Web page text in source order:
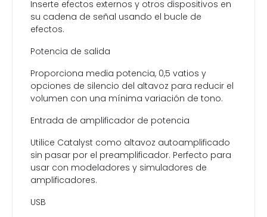
Inserte efectos externos y otros dispositivos en
su cadena de señal usando el bucle de
efectos.
Potencia de salida
Proporciona media potencia, 0,5 vatios y
opciones de silencio del altavoz para reducir el
volumen con una mínima variación de tono.
Entrada de amplificador de potencia
Utilice Catalyst como altavoz autoamplificado
sin pasar por el preamplificador. Perfecto para
usar con modeladores y simuladores de
amplificadores.
USB